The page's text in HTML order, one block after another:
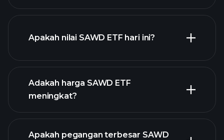
Apakah nilai SAWD ETF hari ini?
grafik lanjutan
Adakah harga SAWD ETF
meningkat?
Apakah pegangan terbesar SAWD